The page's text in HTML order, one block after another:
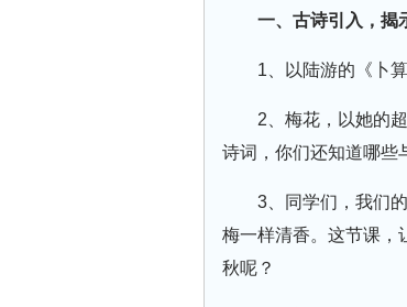
一、古诗引入，揭
1、以陆游的《卜算
2、梅花，以她的
诗词，你们还知道哪些
3、同学们，我们
梅一样清香。这节课，
秋呢？